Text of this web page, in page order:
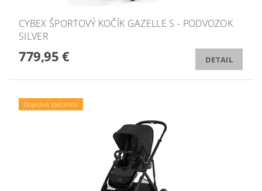
CYBEX ŠPORTOVÝ KOČÍK GAZELLE S - PODVOZOK
SILVER
779,95 € DETAIL
Doprava zadarmo